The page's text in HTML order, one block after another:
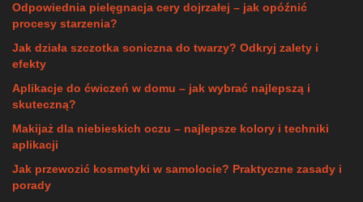
Odpowiednia pielęgnacja cery dojrzałej – jak opóźnić
procesy starzenia?
Jak działa szczotka soniczna do twarzy? Odkryj zalety i
efekty
Aplikacje do ćwiczeń w domu – jak wybrać najlepszą i
skuteczną?
Makijaż dla niebieskich oczu – najlepsze kolory i techniki
aplikacji
Jak przewozić kosmetyki w samolocie? Praktyczne zasady i
porady